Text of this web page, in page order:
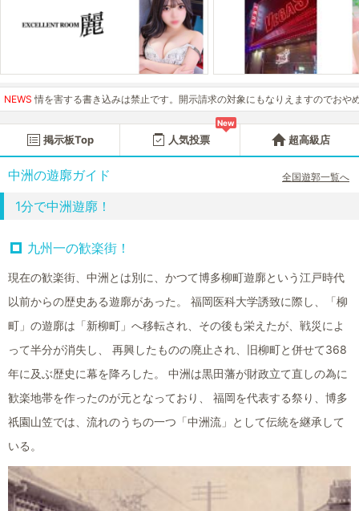
NEWS
書き込みは禁止です。開示請求の対象にもなりえますのでおやめください。
掲示板Top
New
人気投票 超高級店
中洲の遊廓ガイド 全国遊郭一覧へ
1分で中洲遊廓！
九州一の歓楽街！
現在の歓楽街、中洲とは別に、かつて博多柳町遊廓という江戸時代
以前からの歴史ある遊廓があった。 福岡医科大学誘致に際し、「柳
町」の遊廓は「新柳町」へ移転され、その後も栄えたが、戦災によ
って半分が消失し、 再興したものの廃止され、旧柳町と併せて368
年に及ぶ歴史に幕を降ろした。 中洲は黒田藩が財政立て直しの為に
歓楽地帯を作ったのが元となっており、 福岡を代表する祭り、博多
祇園山笠では、流れのうちの一つ「中洲流」として伝統を継承して
いる。